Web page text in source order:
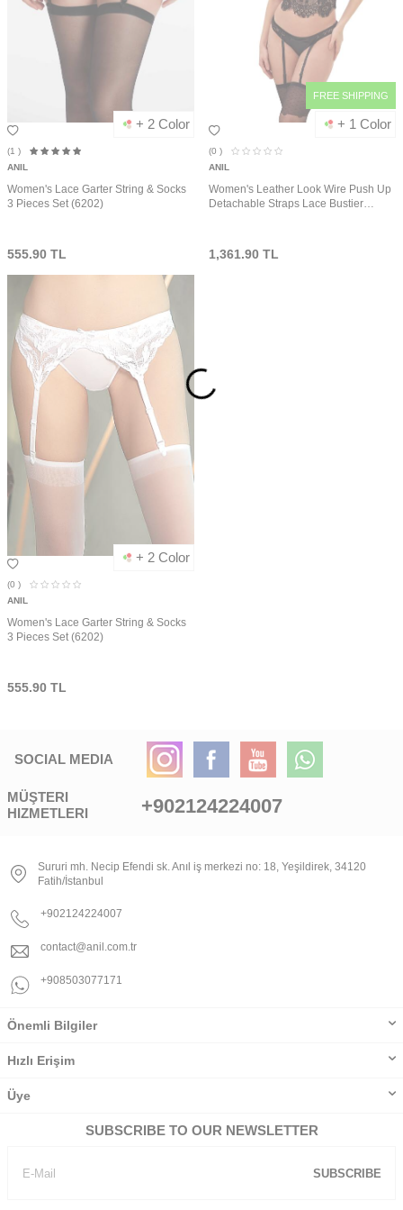
+ 2 Color
(1 )
ANIL
Women's Lace Garter String & Socks
3 Pieces Set (6202)
555.90 TL
FREE SHIPPING
+ 1 Color
(0 )
ANIL
Women's Leather Look Wire Push Up
Detachable Straps Lace Bustier
1,361.90 TL
+ 2 Color
(0 )
ANIL
Women's Lace Garter String & Socks
3 Pieces Set (6202)
555.90 TL
SOCIAL MEDIA
MÜŞTERI
HIZMETLERI
+902124224007
Sururi mh. Necip Efendi sk. Anıl iş merkezi no: 18, Yeşildirek, 34120
Fatih/İstanbul
+902124224007
contact@anil.com.tr
+908503077171
Önemli Bilgiler
Hızlı Erişim
Üye
SUBSCRIBE TO OUR NEWSLETTER
SUBSCRIBE